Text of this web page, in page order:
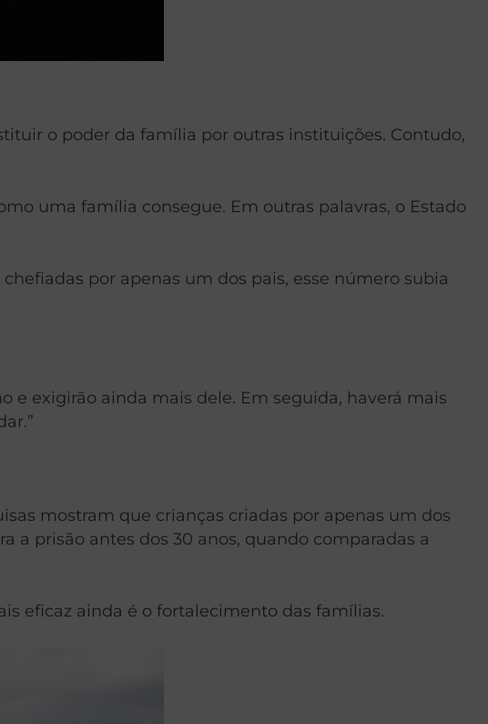
o poder da família por outras instituições. Contudo,
uma família consegue. Em outras palavras, o Estado
por apenas um dos pais, esse número subia
e exigirão ainda mais dele. Em seguida, haverá mais
mostram que crianças criadas por apenas um dos
a prisão antes dos 30 anos, quando comparadas a
eficaz ainda é o fortalecimento das famílias.